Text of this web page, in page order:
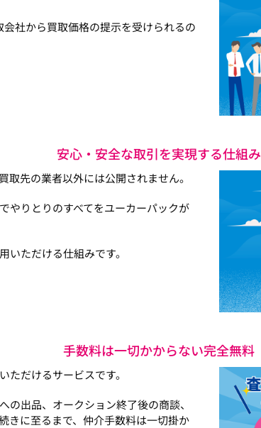
社から買取価格の提示を受けられるの
安心・安全な取引を実現する仕組み
先の業者以外には公開されません。
やりとりのすべてをユーカーパックが
いただける仕組みです。
手数料は一切かからない完全無料
ただけるサービスです。
出品、オークション終了後の商談、
きに至るまで、仲介手数料は一切掛か